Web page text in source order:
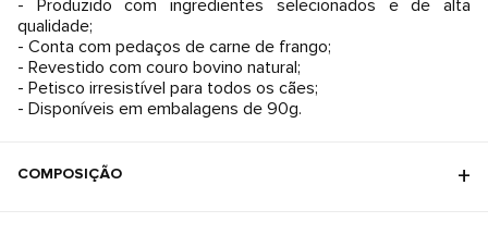
- Produzido com ingredientes selecionados e de alta
qualidade;
- Conta com pedaços de carne de frango;
- Revestido com couro bovino natural;
- Petisco irresistível para todos os cães;
- Disponíveis em embalagens de 90g.
COMPOSIÇÃO